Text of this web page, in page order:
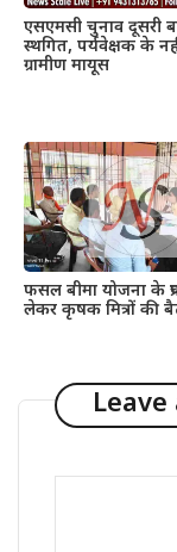
एसएमसी चुनाव दूसरी
स्थगित, पर्यवेक्षक के
ग्रामीण मायूस
फसल बीमा योजना के
लेकर कृषक मित्रों की